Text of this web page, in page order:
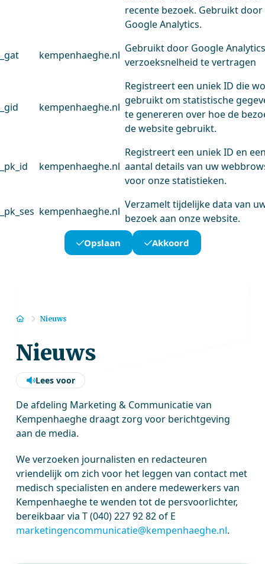
recente bezoek. Gebruikt door
Google Analytics.
_gat kempenhaeghe.nl
Gebruikt door Google
verzoeksnelheid te vertragen
_gid kempenhaeghe.nl
Registreert een uniek ID die
gebruikt om statistische
te genereren over hoe de
de website gebruikt.
_pk_id kempenhaeghe.nl
Registreert een uniek ID en
aantal details van uw
voor onze statistieken.
_pk_ses kempenhaeghe.nl
Verzamelt tijdelijke data van
bezoek aan onze website.
Opslaan Akkoord
HomeNieuws
Nieuws
Lees voor
De afdeling Marketing & Communicatie van
Kempenhaeghe draagt zorg voor berichtgeving
aan de media.
We verzoeken journalisten en redacteuren
vriendelijk om zich voor het leggen van contact met
medisch specialisten en andere medewerkers van
Kempenhaeghe te wenden tot de persvoorlichter,
bereikbaar via T (040) 227 92 82 of E
marketingencommunicatie@kempenhaeghe.nl.